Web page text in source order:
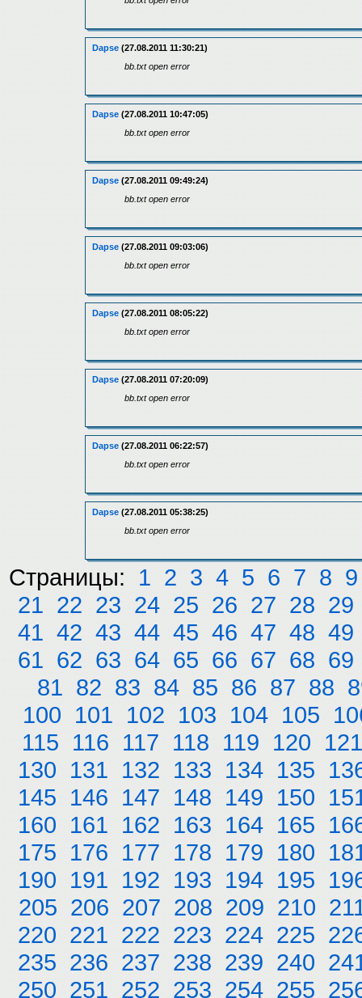
Dapse (27.08.2011 11:30:21)
bb.txt open error
Dapse (27.08.2011 10:47:05)
bb.txt open error
Dapse (27.08.2011 09:49:24)
bb.txt open error
Dapse (27.08.2011 09:03:06)
bb.txt open error
Dapse (27.08.2011 08:05:22)
bb.txt open error
Dapse (27.08.2011 07:20:09)
bb.txt open error
Dapse (27.08.2011 06:22:57)
bb.txt open error
Dapse (27.08.2011 05:38:25)
bb.txt open error
Страницы: 1 2 3 4 5 6 7 8 9
21 22 23 24 25 26 27 28 29
41 42 43 44 45 46 47 48 49
61 62 63 64 65 66 67 68 69
81 82 83 84 85 86 87 88
100 101 102 103 104 105
115 116 117 118 119 120 121
130 131 132 133 134 135
145 146 147 148 149 150
160 161 162 163 164 165
175 176 177 178 179 180
190 191 192 193 194 195
205 206 207 208 209 210
220 221 222 223 224 225
235 236 237 238 239 240
250 251 252 253 254 255